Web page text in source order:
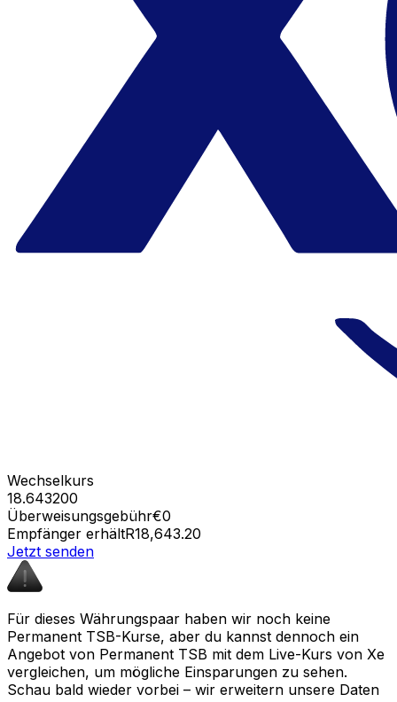
Wechselkurs
18.643200
Überweisungsgebühr€0
Empfänger erhältR18,643.20
Jetzt senden
Für dieses Währungspaar haben wir noch keine
Permanent TSB-Kurse, aber du kannst dennoch ein
Angebot von Permanent TSB mit dem Live-Kurs von Xe
vergleichen, um mögliche Einsparungen zu sehen.
Schau bald wieder vorbei – wir erweitern unsere Daten